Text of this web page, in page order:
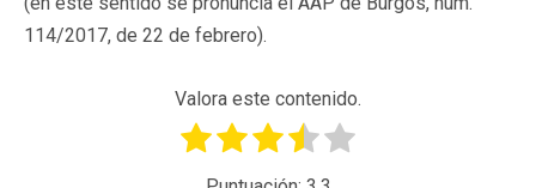
114/2017, de 22 de febrero).
Valora este contenido.